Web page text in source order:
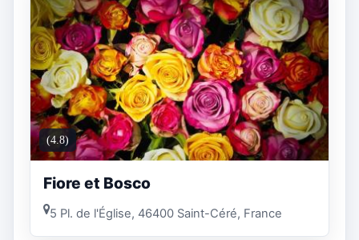
(4.8)
Fiore et Bosco
5 Pl. de l'Église, 46400 Saint-Céré, France